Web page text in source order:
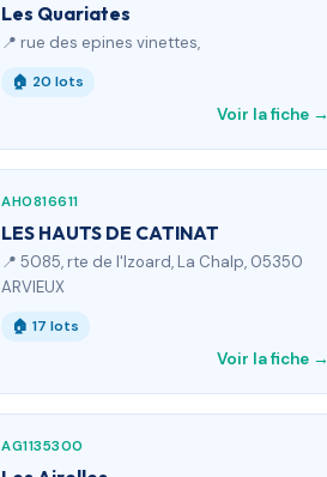
Les Quariates
📍 rue des epines vinettes,
🏠 20 lots
Voir la fiche →
AH0816611
LES HAUTS DE CATINAT
📍 5085, rte de l'Izoard, La Chalp, 05350
ARVIEUX
🏠 17 lots
Voir la fiche →
AG1135300